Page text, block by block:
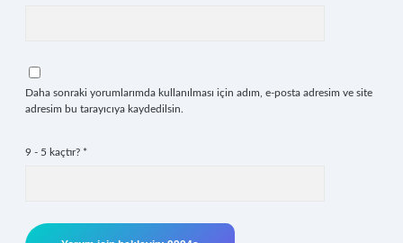
Daha sonraki yorumlarımda kullanılması için adım, e-posta adresim ve site
adresim bu tarayıcıya kaydedilsin.
9 - 5 kaçtır? *